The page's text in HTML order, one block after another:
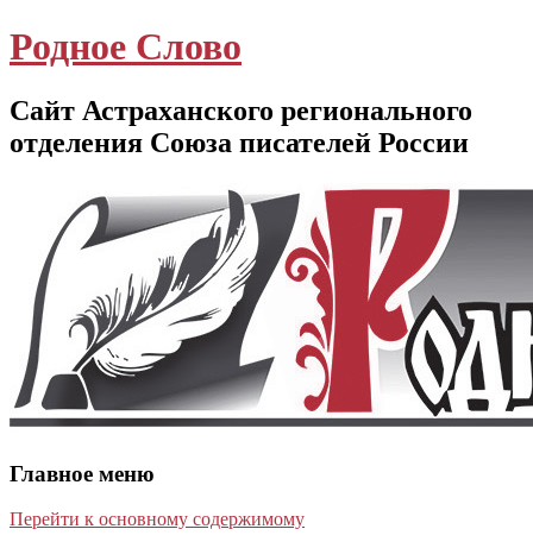
Родное Слово
Сайт Астраханского регионального
отделения Союза писателей России
Главное меню
Перейти к основному содержимому